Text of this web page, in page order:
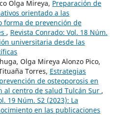
Olga Mireya, Preparación de
orientado a las
forma de prevención de
, Revista Conrado: Vol. 18 Núm.
universitaria desde las
Olga Mireya Alonzo Pico,
Torres, Estrategias
de osteoporosis en
al centro de salud Tulcán Sur ,
19 Núm. S2 (2023): La
en las publicaciones